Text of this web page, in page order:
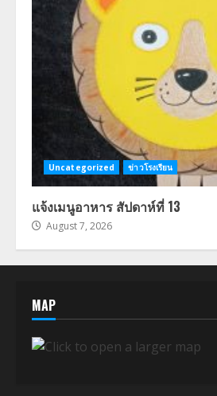
Uncategorized ข่าวโรงเรียน
แจ้งเมนูอาหาร สัปดาห์ที่ 13
August 7, 2026
MAP